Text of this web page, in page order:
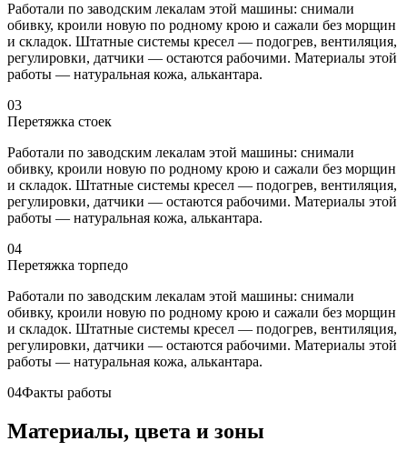
Работали по заводским лекалам этой машины: снимали
обивку, кроили новую по родному крою и сажали без морщин
и складок. Штатные системы кресел — подогрев, вентиляция,
регулировки, датчики — остаются рабочими. Материалы этой
работы — натуральная кожа, алькантара.
03
Перетяжка стоек
Работали по заводским лекалам этой машины: снимали
обивку, кроили новую по родному крою и сажали без морщин
и складок. Штатные системы кресел — подогрев, вентиляция,
регулировки, датчики — остаются рабочими. Материалы этой
работы — натуральная кожа, алькантара.
04
Перетяжка торпедо
Работали по заводским лекалам этой машины: снимали
обивку, кроили новую по родному крою и сажали без морщин
и складок. Штатные системы кресел — подогрев, вентиляция,
регулировки, датчики — остаются рабочими. Материалы этой
работы — натуральная кожа, алькантара.
04Факты работы
Материалы, цвета и зоны